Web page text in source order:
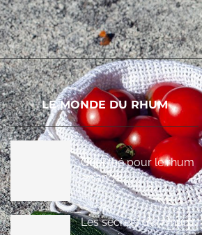
LE MONDE DU RHUM
Quel thé pour le rhum
arrangé
Les secrets d’un rhum